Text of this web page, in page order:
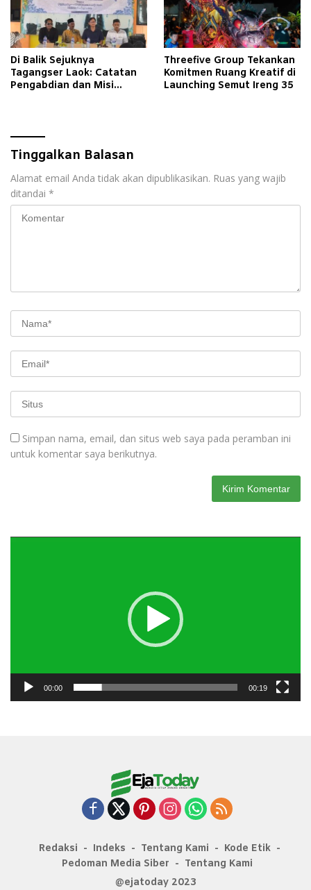
Di Balik Sejuknya
Tagangser Laok: Catatan
Pengabdian dan Misi
Threefive Group Tekankan
Komitmen Ruang Kreatif di
Launching Semut Ireng 35
Tinggalkan Balasan
Alamat email Anda tidak akan dipublikasikan. Ruas yang wajib
ditandai *
Simpan nama, email, dan situs web saya pada peramban ini
untuk komentar saya berikutnya.
00:00 00:19
Redaksi Indeks Tentang Kami
Kode Etik
Pedoman Media Siber
Tentang Kami
@ejatoday 2023